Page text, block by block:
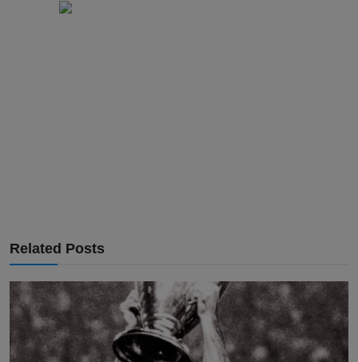
Related Posts